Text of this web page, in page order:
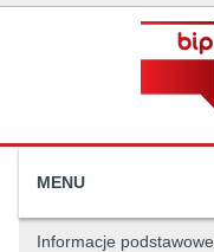
MENU
Informacje podstawowe